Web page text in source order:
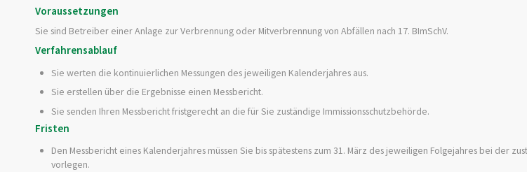
Voraussetzungen
Sie sind Betreiber einer Anlage zur Verbrennung oder Mitverbrennung von Abfällen nach 17. BImSchV.
Verfahrensablauf
Sie werten die kontinuierlichen Messungen des jeweiligen Kalenderjahres aus.
Sie erstellen über die Ergebnisse einen Messbericht.
Sie senden Ihren Messbericht fristgerecht an die für Sie zuständige Immissionsschutzbehörde.
Fristen
Den Messbericht eines Kalenderjahres müssen Sie bis spätestens zum 31. März des jeweiligen Folgejahres bei der
vorlegen.